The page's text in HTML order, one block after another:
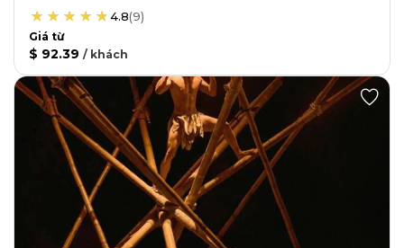
4.8(9)
Giá từ
$ 92.39 / khách